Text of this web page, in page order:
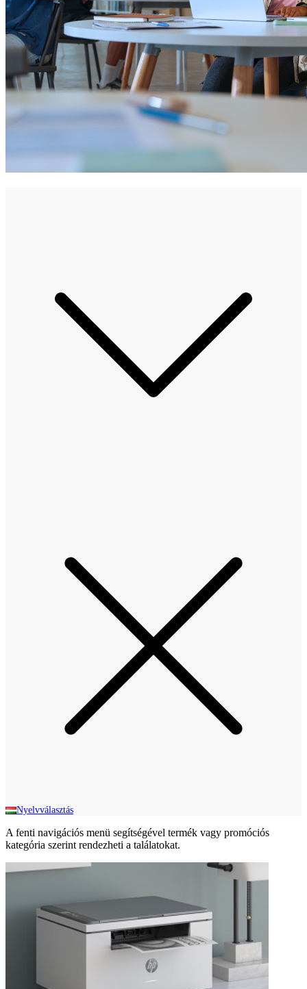
Nyelvválasztás
A fenti navigációs menü segítségével termék vagy promóciós
kategória szerint rendezheti a találatokat.